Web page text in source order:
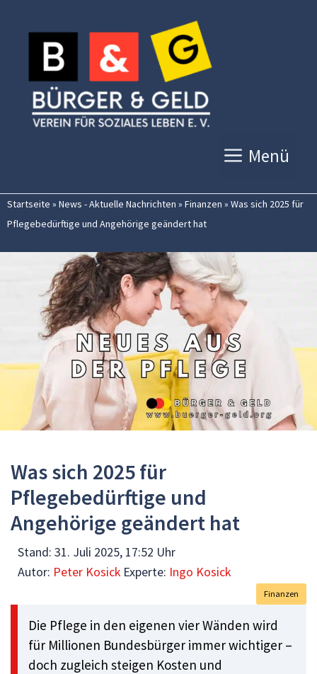
Inhalt
springen
Menü
Startseite » News - Aktuelle Nachrichten » Finanzen » Was sich 2025 für
Pflegebedürftige und Angehörige geändert hat
Was sich 2025 für
Pflegebedürftige und
Angehörige geändert hat
Stand: 31. Juli 2025, 17:52 Uhr
Autor: Peter Kosick Experte: Ingo Kosick
Finanzen
Die Pflege in den eigenen vier Wänden wird
für Millionen Bundesbürger immer wichtiger –
doch zugleich steigen Kosten und